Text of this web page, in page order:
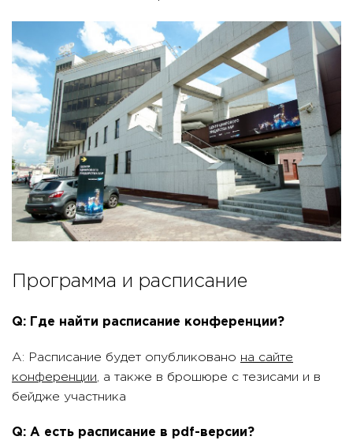
Программа и расписание
Q: Где найти расписание конференции?
A: Расписание будет опубликовано на сайте
конференции , а также в брошюре с тезисами и в
бейдже участника
Q: А есть расписание в pdf-версии?